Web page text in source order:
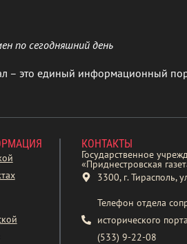
по сегодняшний день
– это единый информационный
КОНТАКТЫ
Государственное
«Приднестровская
3300, г. Тирасполь,
Телефон отдела
исторического
(533) 9-22-08